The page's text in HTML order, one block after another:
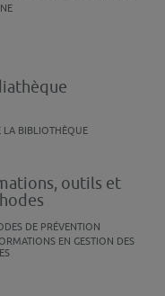
LA BIBLIOTHÈQUE
outils et
DE PRÉVENTION
EN GESTION DES